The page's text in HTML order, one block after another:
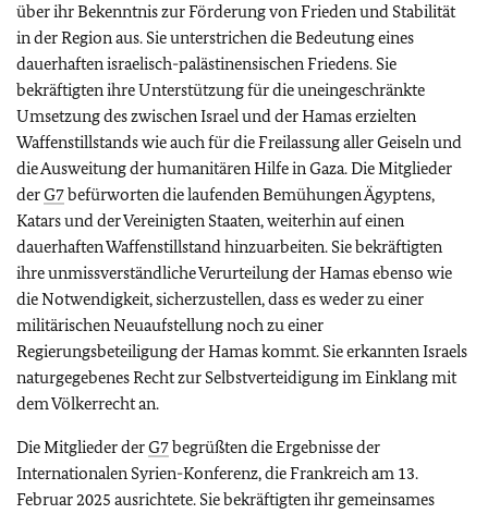
über ihr Bekenntnis zur Förderung von Frieden und Stabilität
in der Region aus. Sie unterstrichen die Bedeutung eines
dauerhaften israelisch-palästinensischen Friedens. Sie
bekräftigten ihre Unterstützung für die uneingeschränkte
Umsetzung des zwischen Israel und der Hamas erzielten
Waffenstillstands wie auch für die Freilassung aller Geiseln und
die Ausweitung der humanitären Hilfe in Gaza. Die Mitglieder
derG7befürworten die laufenden Bemühungen Ägyptens,
Katars und der Vereinigten Staaten, weiterhin auf einen
dauerhaften Waffenstillstand hinzuarbeiten. Sie bekräftigten
ihre unmissverständliche Verurteilung der Hamas ebenso wie
die Notwendigkeit, sicherzustellen, dass es weder zu einer
militärischen Neuaufstellung noch zu einer
Regierungsbeteiligung der Hamas kommt. Sie erkannten Israels
naturgegebenes Recht zur Selbstverteidigung im Einklang mit
dem Völkerrecht an.
Die Mitglieder derG7begrüßten die Ergebnisse der
Internationalen Syrien-Konferenz, die Frankreich am 13.
Februar 2025 ausrichtete. Sie bekräftigten ihr gemeinsames